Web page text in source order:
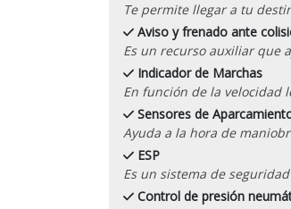
Te permite llegar a tu
Aviso y frenado ante
Es un recurso auxiliar que
Indicador de Marchas
En función de la velocidad
Sensores de
Ayuda a la hora de
ESP
Es un sistema de
Control de presión